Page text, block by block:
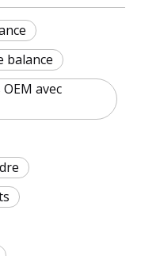
balance
avec